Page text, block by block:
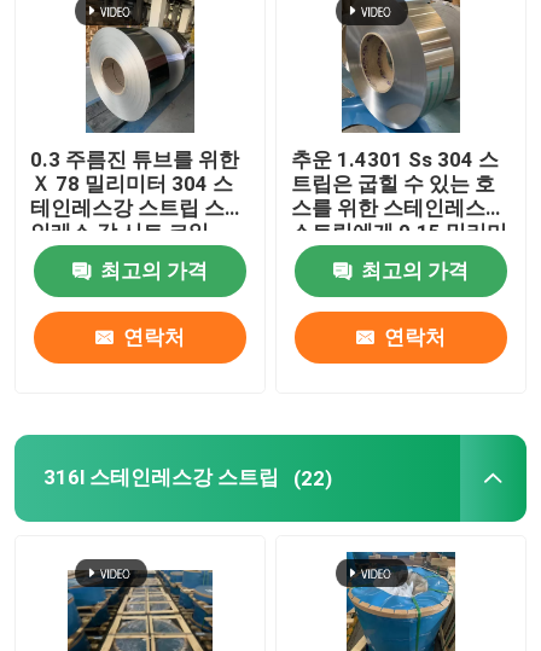
321 스테인레스강 스트립
냉간 압연 스테인레스 스틸 스트립
301개의 스테인리스강 코일
SS 스트립 코일
정확성 스테인레스강 스트립
스테인레스 스틸 코일 스트립
316Ti 스테인레스강 스트립
0.3 주름진 튜브를 위한
Ｘ 78 밀리미터 304 스
테인레스강 스트립 스테
인레스 강 시트 코일
최고의 가격
연락처
추운 1.4301 Ss 304 스
트립은 굽힐 수 있는 호
스를 위한 스테인레스강
스트립에게 0.15 밀리미
터 Ｘ 47 밀리미터를 말
아주었습니다최고의 가격
연락처
316l 스테인레스강 스트립 (22)